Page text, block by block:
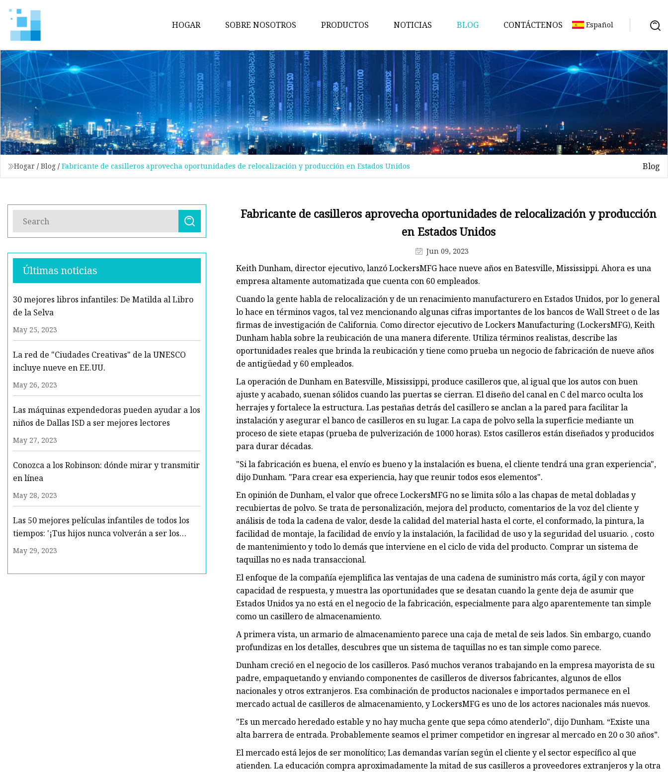
HOGAR SOBRE NOSOTROS PRODUCTOS
Maquina de pruebas
Máquina de embalaje
Maquina de cortar
Máquina bronceadora
Perforadora
Máquina transportadora
Máquina de implantación
Máquina de libros para niños
Máquina troqueladora de libros
Máquina cortadora de materiales
NOTICIAS BLOG CONTÁCTENOS Español
Hogar / Blog / Fabricante de casilleros aprovecha oportunidades de relocalización y producción en Estados Unidos Blog
Últimas noticias
30 mejores libros infantiles: De Matilda al Libro
de la Selva
May 25, 2023
La red de "Ciudades Creativas" de la UNESCO
incluye nueve en EE.UU.
May 26, 2023
Las máquinas expendedoras pueden ayudar a los
niños de Dallas ISD a ser mejores lectores
May 27, 2023
Conozca a los Robinson: dónde mirar y transmitir
en línea
May 28, 2023
Las 50 mejores películas infantiles de todos los
tiempos: '¡Tus hijos nunca volverán a ser los
mismos!'
May 29, 2023
Fabricante de casilleros aprovecha oportunidades de relocalización y producción
en Estados Unidos
Jun 09, 2023
Keith Dunham, director ejecutivo, lanzó LockersMFG hace nueve años en Batesville, Mississippi. Ahora es una
empresa altamente automatizada que cuenta con 60 empleados.
Cuando la gente habla de relocalización y de un renacimiento manufacturero en Estados Unidos, por lo general
lo hace en términos vagos, tal vez mencionando algunas cifras importantes de los bancos de Wall Street o de las
firmas de investigación de California. Como director ejecutivo de Lockers Manufacturing (LockersMFG), Keith
Dunham habla sobre la reubicación de una manera diferente. Utiliza términos realistas, describe las
oportunidades reales que brinda la reubicación y tiene como prueba un negocio de fabricación de nueve años
de antigüedad y 60 empleados.
La operación de Dunham en Batesville, Mississippi, produce casilleros que, al igual que los autos con buen
ajuste y acabado, suenan sólidos cuando las puertas se cierran. El diseño del canal en C del marco oculta los
herrajes y fortalece la estructura. Las pestañas detrás del casillero se anclan a la pared para facilitar la
instalación y asegurar el banco de casilleros en su lugar. La capa de polvo sella la superficie mediante un
proceso de siete etapas (prueba de pulverización de 1000 horas). Estos casilleros están diseñados y producidos
para durar décadas.
"Si la fabricación es buena, el envío es bueno y la instalación es buena, el cliente tendrá una gran experiencia",
dijo Dunham. "Para crear esa experiencia, hay que reunir todos esos elementos".
En opinión de Dunham, el valor que ofrece LockersMFG no se limita sólo a las chapas de metal dobladas y
recubiertas de polvo. Se trata de personalización, mejora del producto, comentarios de la voz del cliente y
análisis de toda la cadena de valor, desde la calidad del material hasta el corte, el conformado, la pintura, la
facilidad de montaje, la facilidad de envío y la instalación, la facilidad de uso y la seguridad del usuario. , costo
de mantenimiento y todo lo demás que interviene en el ciclo de vida del producto. Comprar un sistema de
taquillas no es nada transaccional.
El enfoque de la compañía ejemplifica las ventajas de una cadena de suministro más corta, ágil y con mayor
capacidad de respuesta, y muestra las oportunidades que se desatan cuando la gente deja de asumir que
Estados Unidos ya no está en el negocio de la fabricación, especialmente para algo aparentemente tan simple
como un casillero de almacenamiento.
A primera vista, un armario de almacenamiento parece una caja de metal de seis lados. Sin embargo, cuando
profundizas en los detalles, descubres que un sistema de taquillas no es tan simple como parece.
Dunham creció en el negocio de los casilleros. Pasó muchos veranos trabajando en la empresa mayorista de su
padre, empaquetando y enviando componentes de casilleros de diversos fabricantes, algunos de ellos
nacionales y otros extranjeros. Esa combinación de productos nacionales e importados permanece en el
mercado actual de casilleros de almacenamiento, y LockersMFG es uno de los actores nacionales más nuevos.
"Es un mercado heredado estable y no hay mucha gente que sepa cómo atenderlo", dijo Dunham. “Existe una
alta barrera de entrada. Probablemente seamos el primer competidor en ingresar al mercado en 20 o 30 años”.
El mercado está lejos de ser monolítico; Las demandas varían según el cliente y el sector específico al que
atienden. La educación compra aproximadamente la mitad de sus casilleros a proveedores extranjeros y la otra